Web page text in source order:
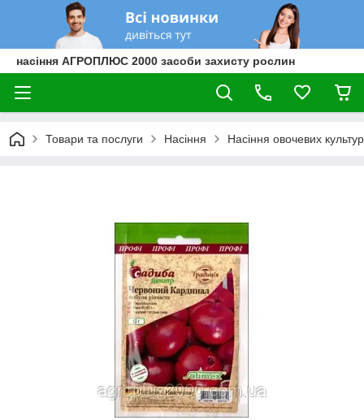
насіння АГРОПЛЮС 2000 засоби захисту рослин
Товари та послуги Насіння Насіння овочевих культур